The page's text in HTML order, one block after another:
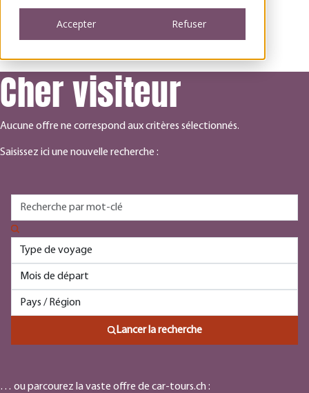
Accepter Refuser
Cher visiteur
Aucune offre ne correspond aux critères sélectionnés.
Saisissez ici une nouvelle recherche :
Lancer la recherche
… ou parcourez la vaste offre de car-tours.ch :